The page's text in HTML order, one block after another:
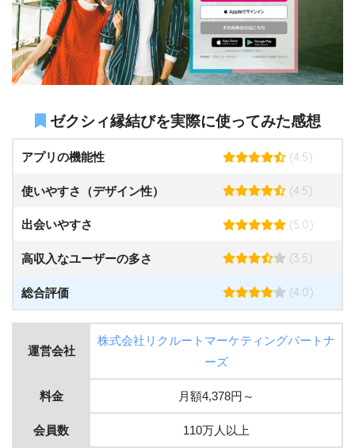
ゼクシィ縁結びを実際に使ってみた感想
アプリの機能性 (4.5)
使いやすさ（デザイン性） (4.5)
出会いやすさ (5.0)
高収入なユーザーの多さ (3.5)
総合評価 (4.0)
運営会社
株式会社リクルートマーケティングパートナ
ーズ
料金 月額4,378円～
会員数 110万人以上